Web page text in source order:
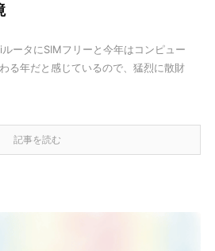
ータにSIMフリーと今年はコンピュー
る年だと感じているので、猛烈に散財
記事を読む